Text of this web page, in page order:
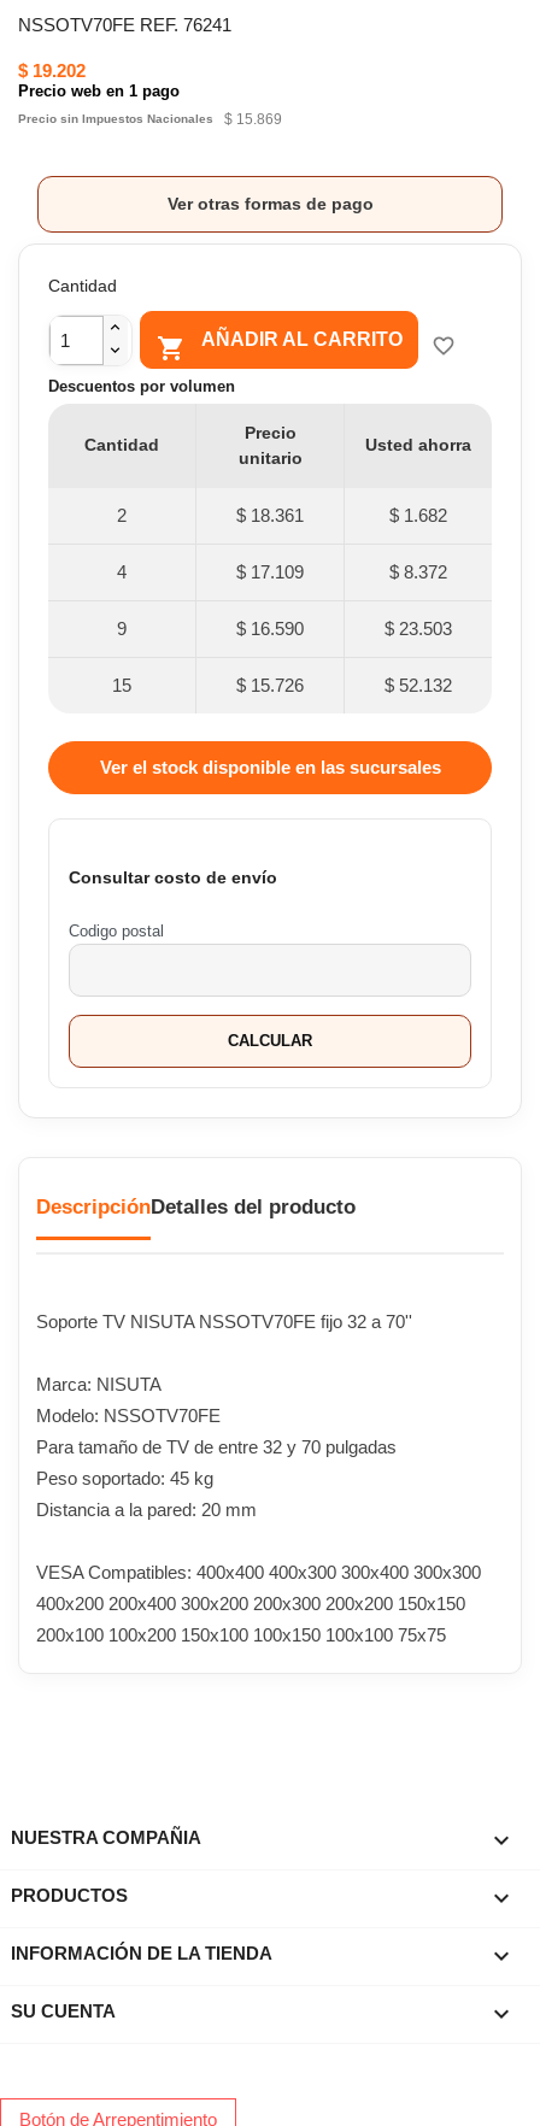
NSSOTV70FE REF. 76241
$ 19.202
Precio web en 1 pago
Precio sin Impuestos Nacionales $ 15.869
Ver otras formas de pago
Cantidad
 AÑADIR AL CARRITO favorite_border
Descuentos por volumen
Cantidad
Precio
unitario
Usted ahorra
2 $ 18.361 $ 1.682
4 $ 17.109 $ 8.372
9 $ 16.590 $ 23.503
15 $ 15.726 $ 52.132
Ver el stock disponible en las sucursales
Consultar costo de envío
Codigo postal
CALCULAR
DescripciónDetalles del producto
Soporte TV NISUTA NSSOTV70FE fijo 32 a 70''
Marca: NISUTA
Modelo: NSSOTV70FE
Para tamaño de TV de entre 32 y 70 pulgadas
Peso soportado: 45 kg
Distancia a la pared: 20 mm
VESA Compatibles: 400x400 400x300 300x400 300x300
400x200 200x400 300x200 200x300 200x200 150x150
200x100 100x200 150x100 100x150 100x100 75x75
NUESTRA COMPAÑIA 
PRODUCTOS 
INFORMACIÓN DE LA TIENDA keyboard_arrow_down
SU CUENTA 
Botón de Arrepentimiento